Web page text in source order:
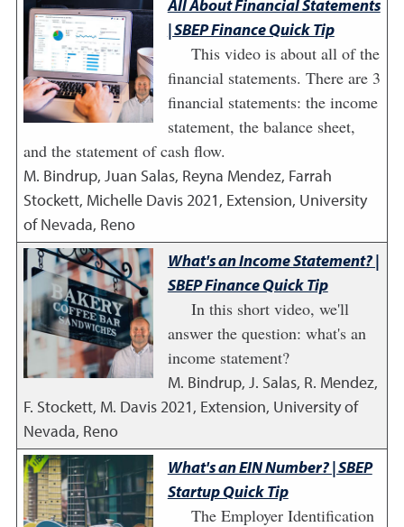
All About Financial Statements
| SBEP Finance Quick Tip
This video is about all of the
financial statements. There are 3
financial statements: the income
statement, the balance sheet,
and the statement of cash flow.
M. Bindrup, Juan Salas, Reyna Mendez, Farrah
Stockett, Michelle Davis2021, Extension, University
of Nevada, Reno
What's an Income Statement? |
SBEP Finance Quick Tip
In this short video, we'll
answer the question: what's an
income statement?
M. Bindrup, J. Salas, R. Mendez,
F. Stockett, M. Davis2021, Extension, University of
Nevada, Reno
What's an EIN Number? | SBEP
Startup Quick Tip
The Employer Identification